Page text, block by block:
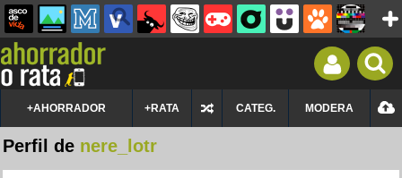
+AHORRADOR +RATA CATEG. MODERA
Perfil de nere_lotr